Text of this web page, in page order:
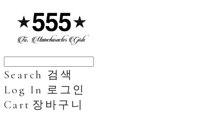
Search 검색
Log In 로그인
Cart 장바구니